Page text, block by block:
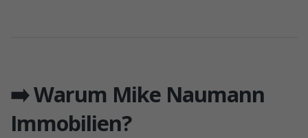
➡️ Warum Mike Naumann
Immobilien?